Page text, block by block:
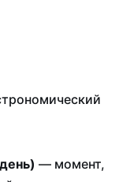
— момент,